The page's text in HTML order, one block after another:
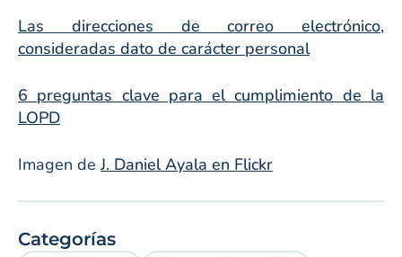
Las direcciones de correo electrónico,
consideradas dato de carácter personal
6 preguntas clave para el cumplimiento de la
LOPD
Imagen deJ. Daniel Ayala en Flickr
Categorías